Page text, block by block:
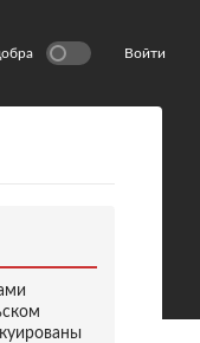
Войти